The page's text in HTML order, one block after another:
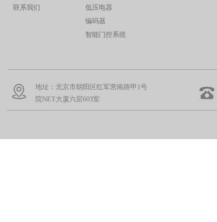
低压电器
编码器
智能门控系统
联系我们
地址：北京市朝阳区红军营南路甲1号
院NET大厦六层603室